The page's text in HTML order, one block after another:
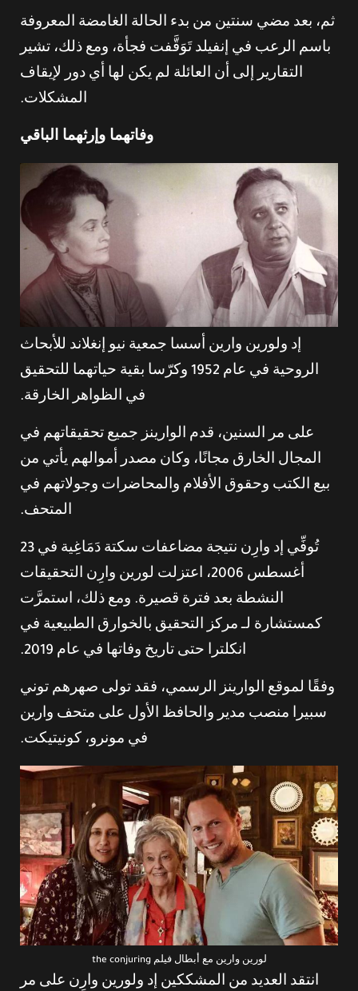
ثم، بعد مضي سنتين من بدء الحالة الغامضة المعروفة
باسم الرعب في إنفيلد تَوَقَّفت فجأة، ومع ذلك، تشير
التقارير إلى أن العائلة لم يكن لها أي دور لإيقاف
المشكلات.
وفاتهما وإرثهما الباقي
إد ولورين وارين أسسا جمعية نيو إنغلاند للأبحاث
الروحية في عام 1952 وكرّسا بقية حياتهما للتحقيق
في الظواهر الخارقة.
على مر السنين، قدم الوارينز جميع تحقيقاتهم في
المجال الخارق مجانًا، وكان مصدر أموالهم يأتي من
بيع الكتب وحقوق الأفلام والمحاضرات وجولاتهم في
المتحف.
تُوفِّي إد وارِن نتيجة مضاعفات سكتة دَمَاغِية في 23
أغسطس 2006، اعتزلت لورين وارِن التحقيقات
النشطة بعد فترة قصيرة. ومع ذلك، استمرَّت
كمستشارة لـ مركز التحقيق بالخوارق الطبيعية في
انكلترا حتى تاريخ وفاتها في عام 2019.
وفقًا لموقع الوارينز الرسمي، فقد تولى صهرهم توني
سبيرا منصب مدير والحافظ الأول على متحف وارين
في مونرو، كونيتيكت.
لورين وارين مع أبطال فيلم the conjuring
انتقد العديد من المشككين إد ولورين وارِن على مر